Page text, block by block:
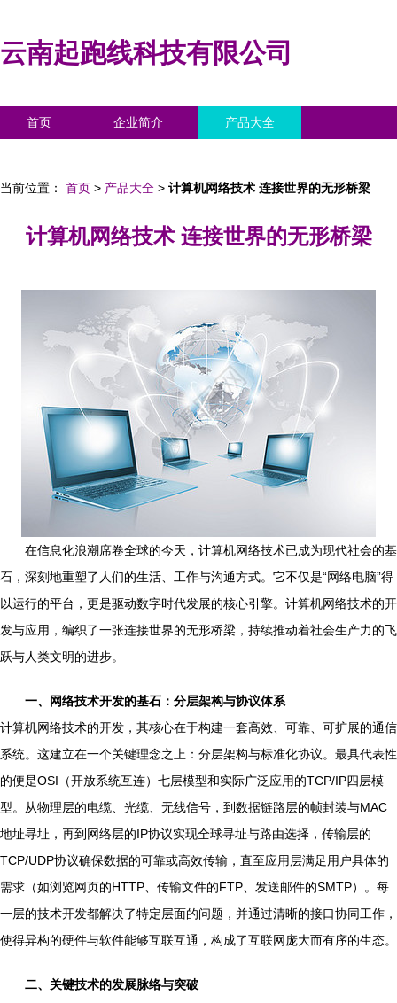
云南起跑线科技有限公司
首页 企业简介 产品大全
当前位置： 首页 > 产品大全 > 计算机网络技术 连接世界的无形桥梁
计算机网络技术 连接世界的无形桥梁
在信息化浪潮席卷全球的今天，计算机网络技术已成为现代社会的基
石，深刻地重塑了人们的生活、工作与沟通方式。它不仅是“网络电脑”得
以运行的平台，更是驱动数字时代发展的核心引擎。计算机网络技术的开
发与应用，编织了一张连接世界的无形桥梁，持续推动着社会生产力的飞
跃与人类文明的进步。
一、网络技术开发的基石：分层架构与协议体系
计算机网络技术的开发，其核心在于构建一套高效、可靠、可扩展的通信
系统。这建立在一个关键理念之上：分层架构与标准化协议。最具代表性
的便是OSI（开放系统互连）七层模型和实际广泛应用的TCP/IP四层模
型。从物理层的电缆、光缆、无线信号，到数据链路层的帧封装与MAC
地址寻址，再到网络层的IP协议实现全球寻址与路由选择，传输层的
TCP/UDP协议确保数据的可靠或高效传输，直至应用层满足用户具体的
需求（如浏览网页的HTTP、传输文件的FTP、发送邮件的SMTP）。每
一层的技术开发都解决了特定层面的问题，并通过清晰的接口协同工作，
使得异构的硬件与软件能够互联互通，构成了互联网庞大而有序的生态。
二、关键技术的发展脉络与突破